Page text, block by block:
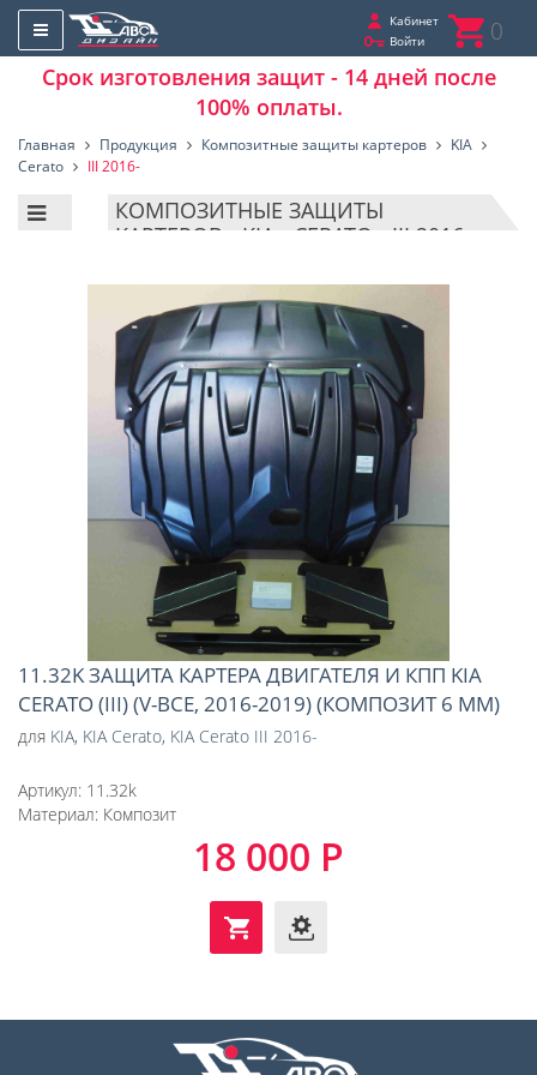
Кабинет
Войти
0
Срок изготовления защит - 14 дней после
100% оплаты.
Главная Продукция Композитные защиты картеров
KIA
Cerato
III 2016-
КОМПОЗИТНЫЕ ЗАЩИТЫ
КАРТЕРОВ - KIA - CERATO - III 2016-
11.32K ЗАЩИТА КАРТЕРА ДВИГАТЕЛЯ И КПП KIA
CERATO (III) (V-ВСЕ, 2016-2019) (КОМПОЗИТ 6 ММ)
для KIA, KIA Cerato, KIA Cerato III 2016-
Артикул: 11.32k
Материал: Композит
18 000 Р